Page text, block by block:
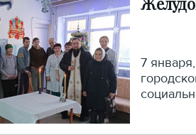
7